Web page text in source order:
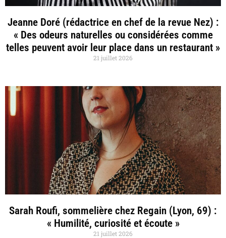
Jeanne Doré (rédactrice en chef de la revue Nez) :
« Des odeurs naturelles ou considérées comme
telles peuvent avoir leur place dans un restaurant »
21 juillet 2026
Sarah Roufi, sommelière chez Regain (Lyon, 69) :
« Humilité, curiosité et écoute »
21 juillet 2026